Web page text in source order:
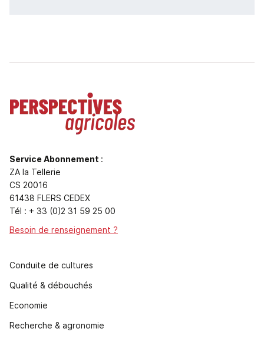
Service Abonnement :
ZA la Tellerie
CS 20016
61438 FLERS CEDEX
Tél : + 33 (0)2 31 59 25 00
Besoin de renseignement ?
Conduite de cultures
Qualité & débouchés
Economie
Recherche & agronomie